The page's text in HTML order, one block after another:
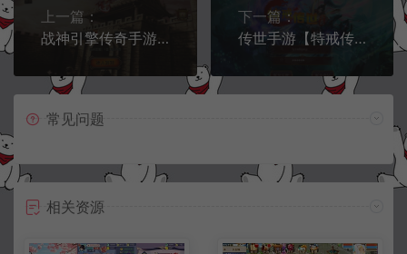
上一篇：
战神引擎传奇手游【1.76赤月精品合成月卡版[白猪3]】7月最新整理Win一键服务端+GM授权后台+安卓苹果双端+详细搭建教程+视频教程
下一篇：
传世手游【特戒传世】7月最新整理Linux手工服务端+GM授权后台+安卓苹果双端+详细搭建教程+视频教程
常见问题
相关资源